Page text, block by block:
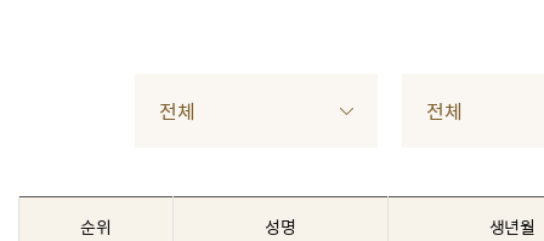
전체 전체
순위 성명 생년월